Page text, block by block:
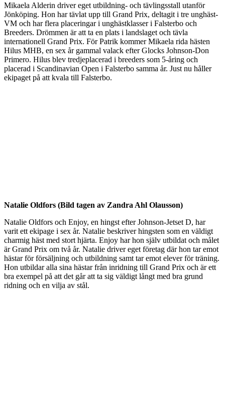
Mikaela Alderin driver eget utbildning- och tävlingsstall utanför
Jönköping. Hon har tävlat upp till Grand Prix, deltagit i tre unghäst-
VM och har flera placeringar i unghästklasser i Falsterbo och
Breeders. Drömmen är att ta en plats i landslaget och tävla
internationell Grand Prix. För Patrik kommer Mikaela rida hästen
Hilus MHB, en sex år gammal valack efter Glocks Johnson-Don
Primero. Hilus blev tredjeplacerad i breeders som 5-åring och
placerad i Scandinavian Open i Falsterbo samma år. Just nu håller
ekipaget på att kvala till Falsterbo.
Natalie Oldfors (Bild tagen av Zandra Ahl Olausson)
Natalie Oldfors och Enjoy, en hingst efter Johnson-Jetset D, har
varit ett ekipage i sex år. Natalie beskriver hingsten som en väldigt
charmig häst med stort hjärta. Enjoy har hon själv utbildat och målet
är Grand Prix om två år. Natalie driver eget företag där hon tar emot
hästar för försäljning och utbildning samt tar emot elever för träning.
Hon utbildar alla sina hästar från inridning till Grand Prix och är ett
bra exempel på att det går att ta sig väldigt långt med bra grund
ridning och en vilja av stål.